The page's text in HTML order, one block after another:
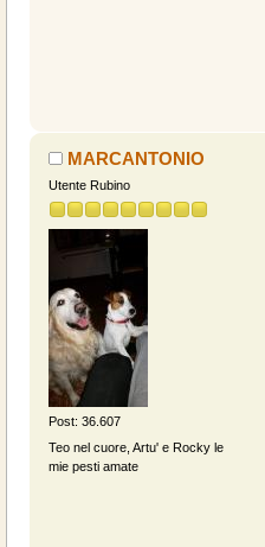
MARCANTONIO
Utente Rubino
Post: 36.607
Teo nel cuore, Artu' e Rocky le
mie pesti amate